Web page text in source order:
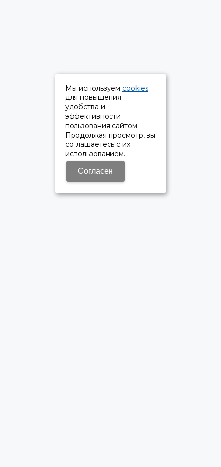
Мы используем cookies
для повышения
удобства и
эффективности
пользования сайтом.
Продолжая просмотр, вы
соглашаетесь с их
использованием.
Согласен